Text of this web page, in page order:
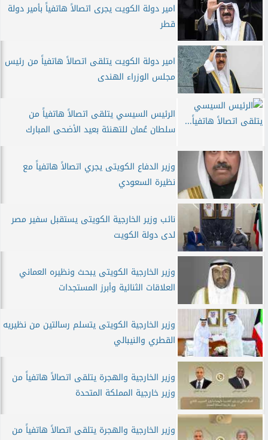
امير دولة الكويت يجرى اتصالاً هاتفياً بأمير دولة
قطر
امير دولة الكويت يتلقى اتصالاً هاتفياً من رئيس
مجلس الوزراء الهندى
الرئيس السيسي يتلقى اتصالاً هاتفياً من
سلطان عُمان للتهنئة بعيد الأضحى المبارك
وزير الدفاع الكويتى يجري اتصالاً هاتفياً مع
نظيرة السعودي
نائب وزير الخارجية الكويتى يستقبل سفير مصر
لدى دولة الكويت
وزير الخارجية الكويتى يبحث ونظيره العماني
العلاقات الثنائية وأبرز المستجدات
وزير الخارجية الكويتى يتسلم رسالتين من نظيريه
القطري والنيبالي
وزير الخارجية والهجرة يتلقى اتصالاً هاتفياً من
وزير خارجية المملكة المتحدة
وزير الخارجية والهجرة يتلقى اتصالاً هاتفياً من